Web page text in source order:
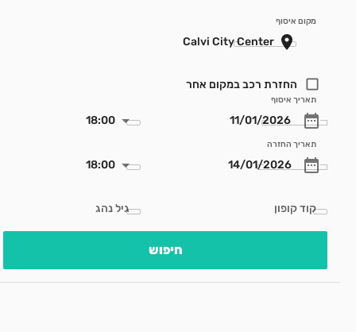
מקום איסוף
החזרת רכב במקום אחר
תאריך איסוף
18:00
תאריך החזרה
18:00
קוד קופון גיל נהג
חיפוש